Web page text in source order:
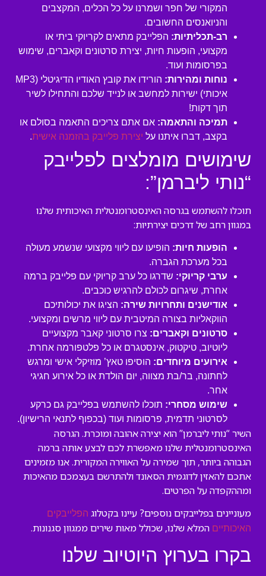
המקורי של חפר ושמרנו על כל הכלים, המקצבים
והניואנסים החשובים.
רב-תכליתיות: הפלייבק מתאים לקריוקי ביתי או
מקצועי, הופעות חיות, יצירת סרטונים וקאברים, שימוש
בפרסומות ועוד.
נוחות ומהירות:
הורידו את קובץ האודיו הדיגיטלי (MP3
איכותי) ישירות למחשב או לנייד שלכם והתחילו לשיר
תוך דקות!
תמיכה והתאמה: אם אתם צריכים התאמה בסולם או
בקצב, דברו איתנו על יצירת פלייבק בהזמנה אישית.
שימושים מומלצים לפלייבק
“נותי ליברמן”:
תוכלו להשתמש בגרסה האינסטרומנטלית האיכותית שלנו
במגוון רחב של דרכים יצירתיות:
הופעות חיות: הופיעו עם ליווי מקצועי שנשמע מעולה
בכל מערכת הגברה.
ערבי קריוקי: שדרגו כל ערב קריוקי עם פלייבק ברמה
אחרת, שיגרום לכולם להרגיש כוכבים.
אודישנים ותחרויות שירה: הציגו את יכולותיכם
הווקאליות בצורה המיטבית עם ליווי מרשים ומקצועי.
סרטונים וקאברים: צרו סרטוני קאבר מקצועיים
ליוטיוב, טיקטוק, אינסטגרם או כל פלטפורמה אחרת.
אירועים מיוחדים: הוסיפו טאץ’ מוזיקלי אישי ומרגש
לחתונה, בר/בת מצווה, יום הולדת או כל אירוע חגיגי
אחר.
שימוש מסחרי: תוכלו להשתמש בפלייבק גם כרקע
לסרטוני תדמית, פרסומות ועוד (בכפוף לתנאי הרישיון).
השיר “נותי ליברמן” הוא יצירה אהובה ומוכרת. הגרסה
האינסטרומנטלית שלנו מאפשרת לכם לבצע אותה ברמה
הגבוהה ביותר, תוך שמירה על האווירה המקורית. אנו מזמינים
אתכם להאזין לדוגמית הסאונד ולהתרשם בעצמכם מהאיכות
ומההקפדה על הפרטים.
מעוניינים בפלייבקים נוספים? עיינו בקטלוג הפלייבקים
האיכותיים המלא שלנו, שכולל מאות שירים ממגוון סגנונות.
בקרו בערוץ היוטיוב שלנו